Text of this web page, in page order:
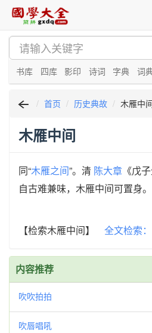
书库 四库 影印 诗词 字典 词
首页 历史典故 木雁中
木雁中间
同“木雁之间”。清 陈大章 《戊
自古难兼味，木雁中间可置身
【检索木雁中间】 全文检索
内容推荐
吹吹拍拍
吹唇唱吼